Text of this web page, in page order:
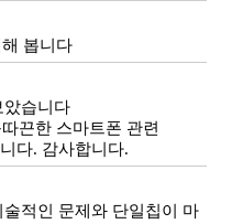
봅니다
았습니다
끈한 스마트폰 관련
다. 감사합니다.
적인 문제와 단일칩이 마